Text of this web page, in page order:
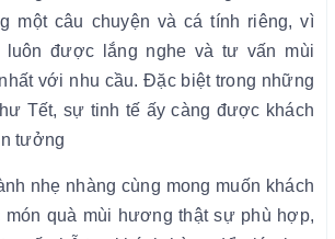
một câu chuyện và cá tính riêng, vì
luôn được lắng nghe và tư vấn mùi
với nhu cầu. Đặc biệt trong những
Tết, sự tinh tế ấy càng được khách
tưởng
nhẹ nhàng cùng mong muốn khách
món quà mùi hương thật sự phù hợp,